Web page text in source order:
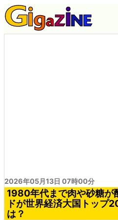
2026年05月13日 07時00分
1980年代まで肉や砂糖が
ドが世界経済大国トップ
は？